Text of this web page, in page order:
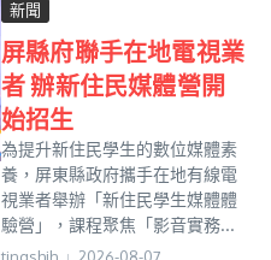
新聞
屏縣府聯手在地電視業
者 辦新住民媒體營開
始招生
為提升新住民學生的數位媒體素
養，屏東縣政府攜手在地有線電
視業者舉辦「新住民學生媒體體
驗營」，課程聚焦「影音實務...